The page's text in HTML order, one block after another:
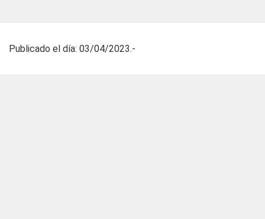
Publicado el día: 03/04/2023.-